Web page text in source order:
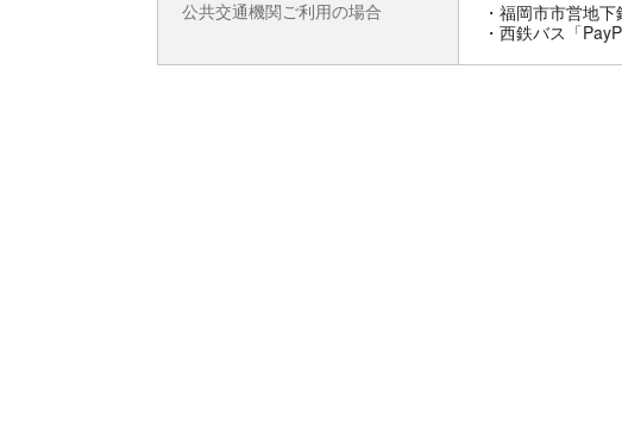
公共交通機関ご利用の場合
・福岡市市営地
・西鉄バス「